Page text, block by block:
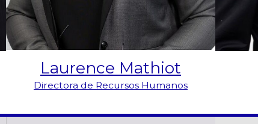
Laurence Mathiot
Directora de Recursos Humanos